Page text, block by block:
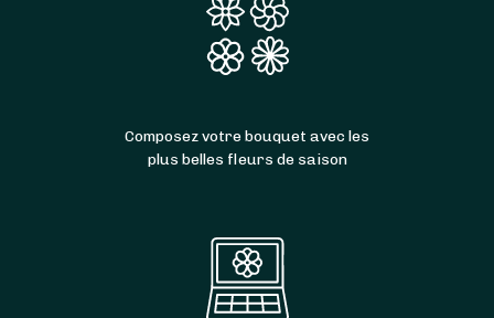
Composez votre bouquet avec les
plus belles fleurs de saison